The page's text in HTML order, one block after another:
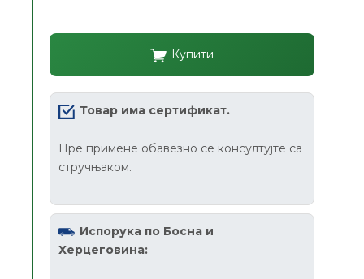
Купити
Товар има сертификат.
Пре примене обавезно се консултујте са
стручњаком.
Испорука по Босна и
Херцеговина: